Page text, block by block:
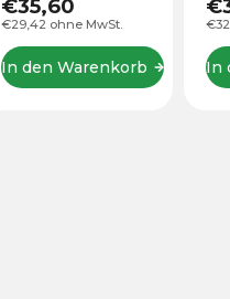
€29,42 ohne MwSt.
€35,60
In den Warenkorb
für LED-Leuchten,
Aufnahmegeräte.
In